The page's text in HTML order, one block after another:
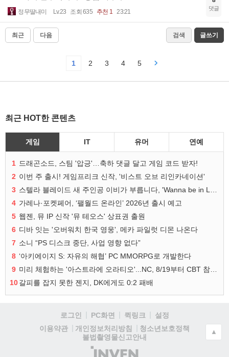
정무딸내미 Lv.23 조회 635 추천 1 23:21 댓글
최근 다음 검색 글쓰기
1 2 3 4 5
최근 HOT한 콘텐츠
게임 IT 유머 연예
1 드래곤소드, 스팀 '압긍'…축하 댓글 달고 게임 코드 받자!
2 이번 주 출시! 게임프리크 신작, '비스트 오브 리인카네이션'
3
4 가레나·포켓페어, ‘팰월드 온라인’ 2026년 출시 예고
5 웹젠, 뮤 IP 신작 '뮤 테오스' 상표권 출원
6 디바 잇는 '오버워치 한국 영웅', 메카 파일럿 디몬 나온다
7 소니 “PS 디스크 중단, 사업 영향 없다”
8 ‘아키에이지 S: 자유의 해협’ PC MMORPG로 개발한다
9
10갈피를 잡지 못한 젠지, DK에게도 0:2 패배
로그인 PC화면 퀵링크
설정
이용약관
개인정보처리방침
청소년보호정책
불법촬영물신고안내
(주)
▲